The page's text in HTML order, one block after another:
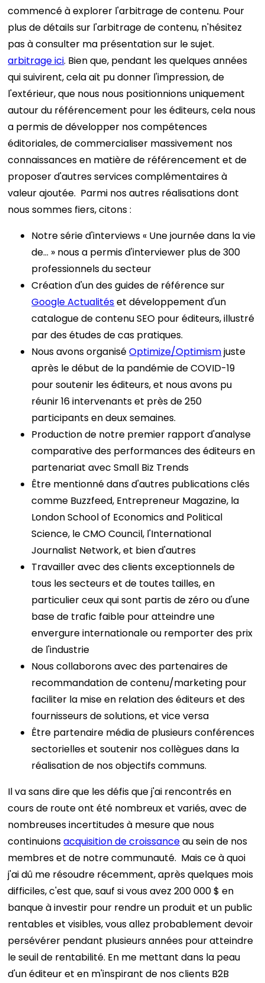
commencé à explorer l'arbitrage de contenu. Pour
plus de détails sur l'arbitrage de contenu, n'hésitez
pas à consulter ma présentation sur le sujet.
arbitrage ici. Bien que, pendant les quelques années
qui suivirent, cela ait pu donner l'impression, de
l'extérieur, que nous nous positionnions uniquement
autour du référencement pour les éditeurs, cela nous
a permis de développer nos compétences
éditoriales, de commercialiser massivement nos
connaissances en matière de référencement et de
proposer d'autres services complémentaires à
valeur ajoutée. Parmi nos autres réalisations dont
nous sommes fiers, citons :
Notre série d'interviews « Une journée dans la vie
de… » nous a permis d'interviewer plus de 300
professionnels du secteur
Création d'un des guides de référence sur
Google Actualitéset développement d'un
catalogue de contenu SEO pour éditeurs, illustré
par des études de cas pratiques.
Nous avons organiséOptimize/Optimismjuste
après le début de la pandémie de COVID-19
pour soutenir les éditeurs, et nous avons pu
réunir 16 intervenants et près de 250
participants en deux semaines.
Production de notre premier rapport d'analyse
comparative des performances des éditeurs en
partenariat avec Small Biz Trends
Être mentionné dans d'autres publications clés
comme Buzzfeed, Entrepreneur Magazine, la
London School of Economics and Political
Science, le CMO Council, l'International
Journalist Network, et bien d'autres
Travailler avec des clients exceptionnels de
tous les secteurs et de toutes tailles, en
particulier ceux qui sont partis de zéro ou d'une
base de trafic faible pour atteindre une
envergure internationale ou remporter des prix
de l'industrie
Nous collaborons avec des partenaires de
recommandation de contenu/marketing pour
faciliter la mise en relation des éditeurs et des
fournisseurs de solutions, et vice versa
Être partenaire média de plusieurs conférences
sectorielles et soutenir nos collègues dans la
réalisation de nos objectifs communs.
Il va sans dire que les défis que j'ai rencontrés en
cours de route ont été nombreux et variés, avec de
nombreuses incertitudes à mesure que nous
continuionsacquisition de croissanceau sein de nos
membres et de notre communauté. Mais ce à quoi
j'ai dû me résoudre récemment, après quelques mois
difficiles, c'est que, sauf si vous avez 200 000 $ en
banque à investir pour rendre un produit et un public
rentables et visibles, vous allez probablement devoir
persévérer pendant plusieurs années pour atteindre
le seuil de rentabilité. En me mettant dans la peau
d'un éditeur et en m'inspirant de nos clients B2B